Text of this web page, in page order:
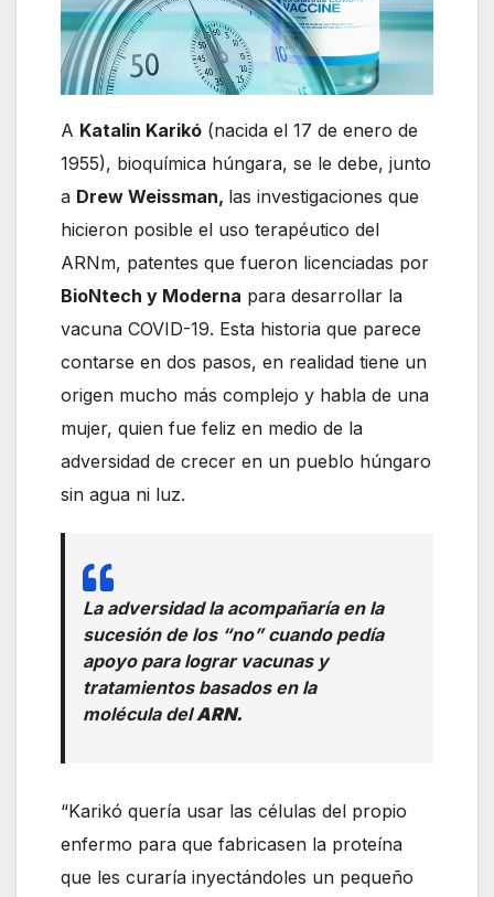
A Katalin Karikó (nacida el 17 de enero de
1955), bioquímica húngara, se le debe, junto
a Drew Weissman, las investigaciones que
hicieron posible el uso terapéutico del
ARNm, patentes que fueron licenciadas por
BioNtech y Moderna para desarrollar la
vacuna COVID-19. Esta historia que parece
contarse en dos pasos, en realidad tiene un
origen mucho más complejo y habla de una
mujer, quien fue feliz en medio de la
adversidad de crecer en un pueblo húngaro
sin agua ni luz.
La adversidad la acompañaría en la
sucesión de los “no” cuando pedía
apoyo para lograr vacunas y
tratamientos basados en la
molécula delARN.
“Karikó quería usar las células del propio
enfermo para que fabricasen la proteína
que les curaría inyectándoles un pequeño